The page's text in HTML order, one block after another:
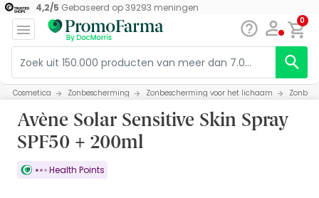
4,2/5 Gebaseerd op39293 meningen
0
Cosmetica Zonbescherming Zonbescherming voor het lichaam
Avène Solar Sensitive Skin Spray
SPF50 + 200ml
Health Points